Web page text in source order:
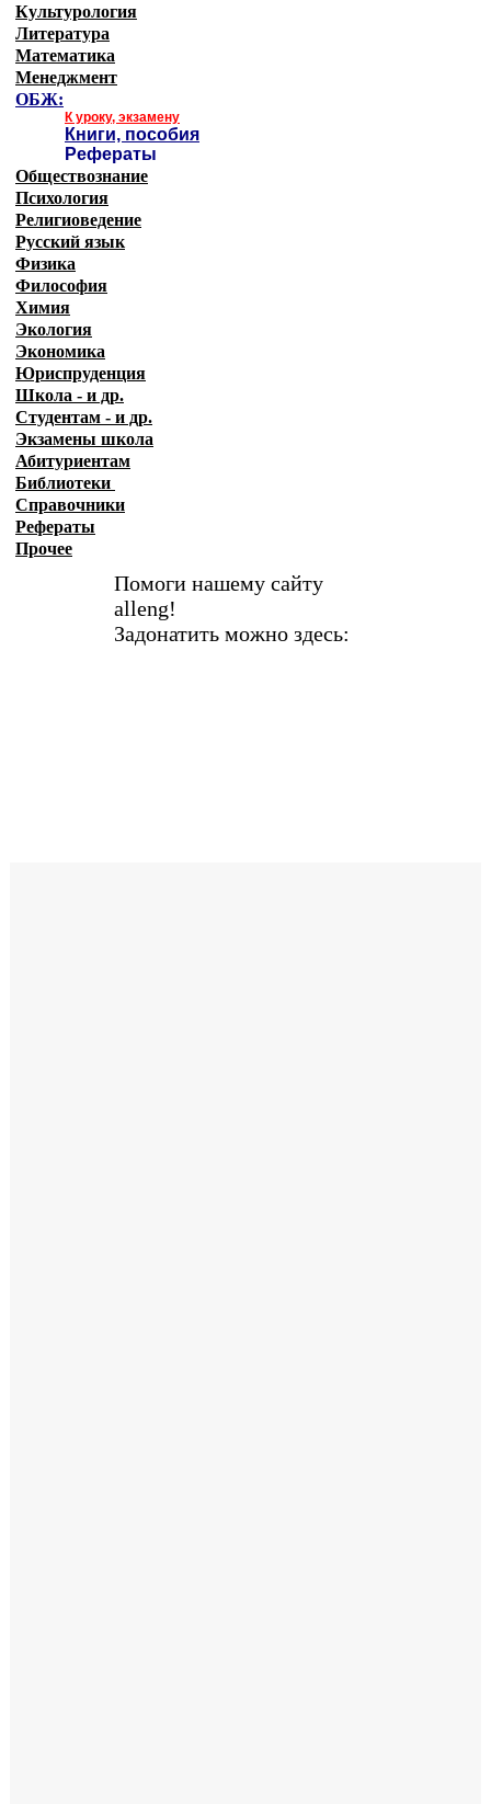
Культурология
Литература
Математика
Менеджмент
ОБЖ:
К уроку, экзамену
Книги, пособия
Рефераты
Обществознание
Психология
Религиоведение
Русский язык
Физика
Философия
Химия
Экология
Экономика
Юриспруденция
Школа - и др.
Студентам - и др.
Экзамены школа
Абитуриентам
Библиотеки
Справочники
Рефераты
Прочее
Помоги нашему сайту
alleng!
Задонатить можно здесь: